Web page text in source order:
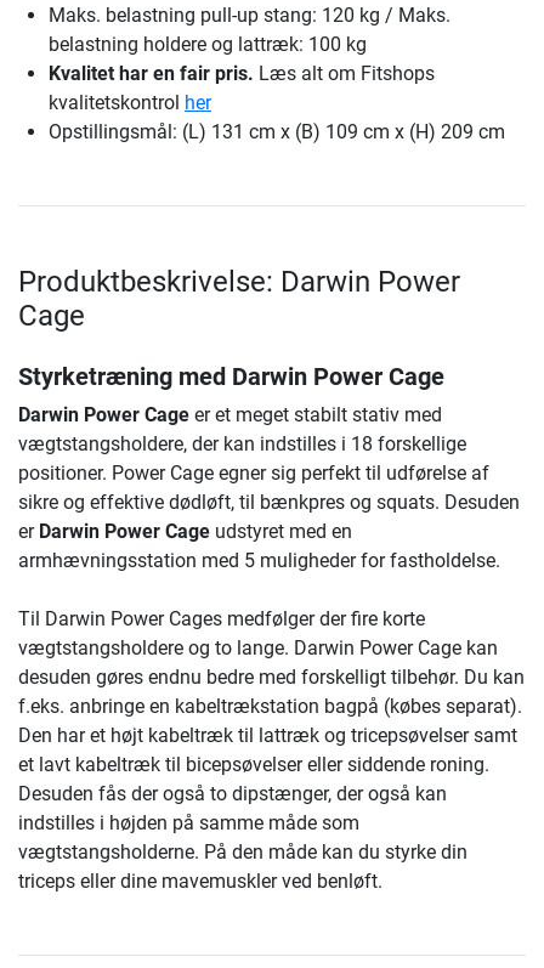
Maks. belastning pull-up stang: 120 kg / Maks.
belastning holdere og lattræk: 100 kg
Kvalitet har en fair pris. Læs alt om Fitshops
kvalitetskontrol her
Opstillingsmål: (L) 131 cm x (B) 109 cm x (H) 209 cm
Produktbeskrivelse: Darwin Power
Cage
Styrketræning med Darwin Power Cage
Darwin Power Cage er et meget stabilt stativ med
vægtstangsholdere, der kan indstilles i 18 forskellige
positioner. Power Cage egner sig perfekt til udførelse af
sikre og effektive dødløft, til bænkpres og squats. Desuden
er Darwin Power Cage udstyret med en
armhævningsstation med 5 muligheder for fastholdelse.
Til Darwin Power Cages medfølger der fire korte
vægtstangsholdere og to lange. Darwin Power Cage kan
desuden gøres endnu bedre med forskelligt tilbehør. Du kan
f.eks. anbringe en kabeltrækstation bagpå (købes separat).
Den har et højt kabeltræk til lattræk og tricepsøvelser samt
et lavt kabeltræk til bicepsøvelser eller siddende roning.
Desuden fås der også to dipstænger, der også kan
indstilles i højden på samme måde som
vægtstangsholderne. På den måde kan du styrke din
triceps eller dine mavemuskler ved benløft.